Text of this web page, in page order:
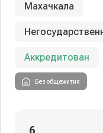
Махачкала
Аккредитован
Без общежития
6